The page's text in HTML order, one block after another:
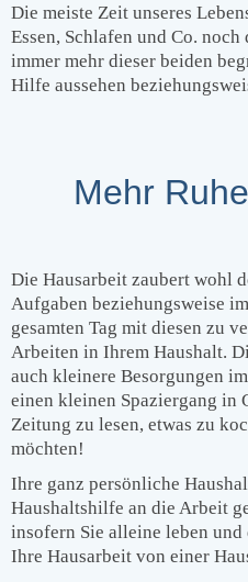
Die meiste Zeit unseres
Essen, Schlafen und Co.
immer mehr dieser beiden
Hilfe aussehen
Mehr
Die Hausarbeit zaubert wohl
Aufgaben beziehungsweise
gesamten Tag mit diesen zu
Arbeiten in Ihrem Haushalt.
auch kleinere Besorgungen
einen kleinen Spaziergang in
Zeitung zu lesen, etwas zu
möchten!
Ihre ganz persönliche
Haushaltshilfe an die Arbeit
insofern Sie alleine leben
Ihre Hausarbeit von einer